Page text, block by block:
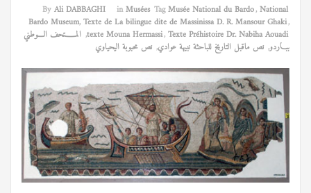
ByAli DABBAGHI inMusées TagMusée National du Bardo,National
Bardo Museum,Texte de La bilingue dite de Massinissa D. R. Mansour Ghaki,
texte Mouna Hermassi,Texte Préhistoire Dr. Nabiha Aouadi
, المــــتحف الـــوطني
ببـــاردو, نص ماقبل التاريخ للباحثة نبيهة عوادي, نص محبوبة اليحياوي